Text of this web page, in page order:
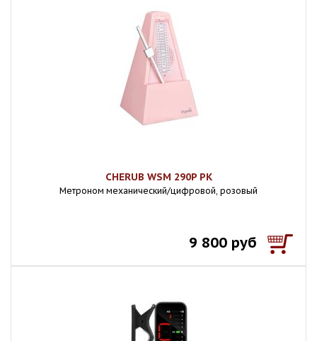
CHERUB WSM 290P PK
Метроном механический/цифровой, розовый
9 800 руб